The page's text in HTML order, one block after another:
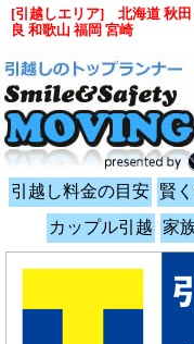
引越し料金の目安 賢
カップル引越 家
[引越しエリア] 北海道 秋田
良 和歌山 福岡 宮崎